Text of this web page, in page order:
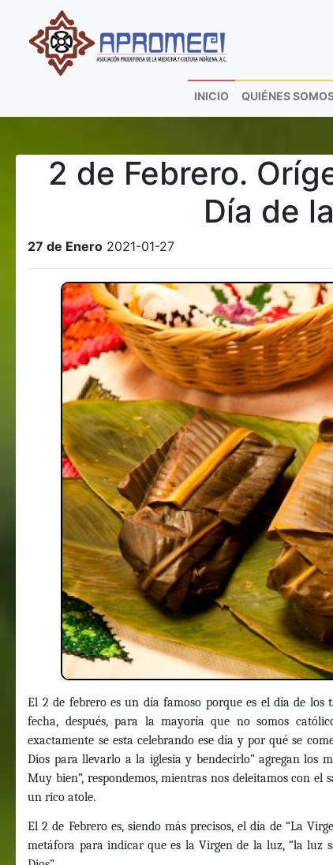
INICIO QUIÉNES
2 de Febrero.
Día de
27 de Enero 2021-01-27
El 2 de febrero es un día famoso porque es el día de los
fecha, después, para la mayoría que no somos
exactamente se esta celebrando ese día y por qué se
Dios para llevarlo a la iglesia y bendecirlo” agregan los
Muy bien”, respondemos, mientras nos deleitamos con
un rico atole.
El 2 de Febrero es, siendo más precisos, el día de “La
metáfora para indicar que es la Virgen de la luz, “la